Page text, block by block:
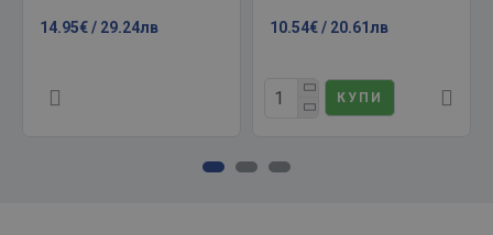
14.95€ / 29.24лв 10.54€ / 20.61лв
КУПИ